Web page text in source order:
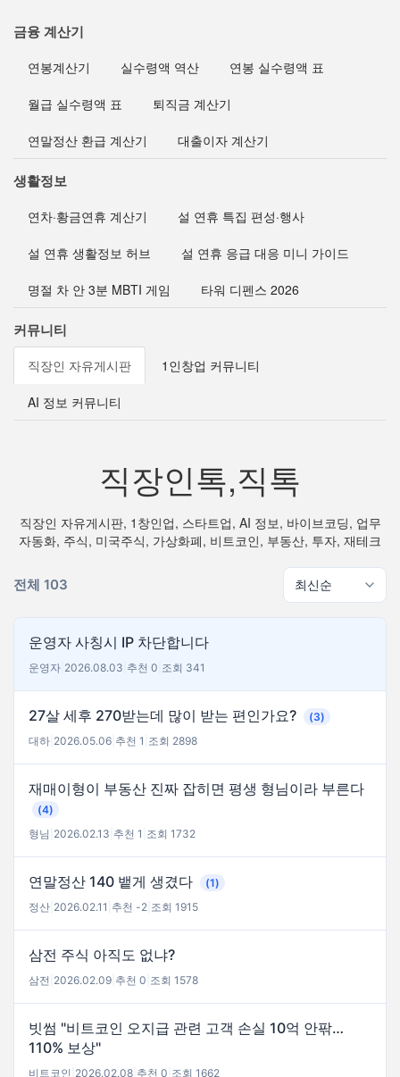
금융 계산기
연봉계산기 실수령액 역산 연봉 실수령액 표
월급 실수령액 표 퇴직금 계산기
연말정산 환급 계산기 대출이자 계산기
생활정보
연차·황금연휴 계산기 설 연휴 특집 편성·행사
설 연휴 생활정보 허브 설 연휴 응급 대응 미니 가이드
명절 차 안 3분 MBTI 게임 타워 디펜스 2026
커뮤니티
직장인 자유게시판 1인창업 커뮤니티
AI 정보 커뮤니티
직장인톡,직톡
직장인 자유게시판, 1창인업, 스타트업, AI 정보, 바이브코딩, 업무
자동화, 주식, 미국주식, 가상화폐, 비트코인, 부동산, 투자, 재테크
전체 103
운영자 사칭시 IP 차단합니다
운영자 2026.08.03 추천 0 조회 341
27살 세후 270받는데 많이 받는 편인가요?
(3)
대하 2026.05.06 추천 1 조회 2898
재매이형이 부동산 진짜 잡히면 평생 형님이라 부른다
(4)
형님 2026.02.13 추천 1 조회 1732
연말정산 140 뱉게 생겼다
(1)
정산 2026.02.11 추천 -2 조회 1915
삼전 주식 아직도 없냐?
삼전 2026.02.09 추천 0 조회 1578
빗썸 "비트코인 오지급 관련 고객 손실 10억 안팎…
110% 보상"
비트코인 2026.02.08 추천 0 조회 1662